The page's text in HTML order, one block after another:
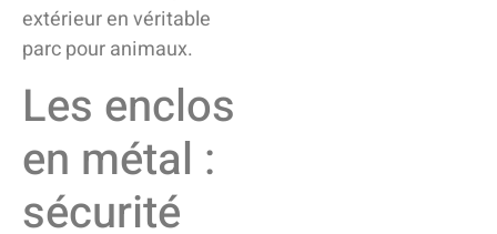
extérieur en véritable
parc pour animaux.
Les enclos
en métal :
sécurité